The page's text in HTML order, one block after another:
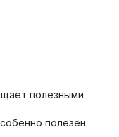
полезными
полезен